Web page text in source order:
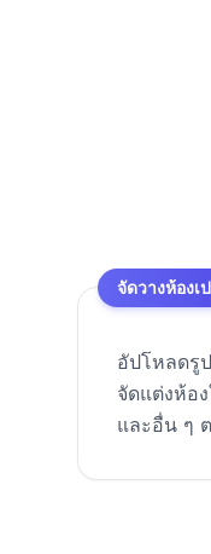
จัดวางห้องเ
อัปโหลดรู
จัดแต่งห้อ
และอื่น ๆ